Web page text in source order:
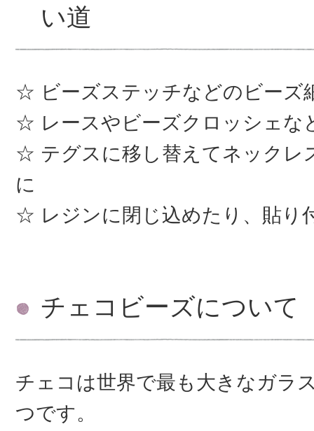
い道
ビーズステッチなどのビーズ
レースやビーズクロッシェな
テグスに移し替えてネックレ
に
レジンに閉じ込めたり、貼り
チェコビーズについて
チェコは世界で最も大きなガラ
つです。